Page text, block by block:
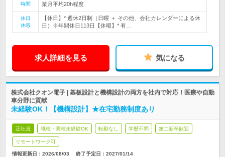
時間
業月平均20h程度
休日
休暇
【休日】* 週休2日制（日曜 ＋ その他、会社カレンダーによる休
日）※年間休日113日【休暇】* 有…
求人詳細を見る 気になる
株式会社クオン電子 | 基板設計と機構設計の両方を社内で対応！医療や自動
車分野に貢献
未経験OK！【機構設計】★在宅勤務制度あり
正社員 職種・業種未経験OK 転勤なし 学歴不問 第二新卒歓迎
リモートワーク可
情報更新日：2026/08/03 終了予定日： 2027/01/14